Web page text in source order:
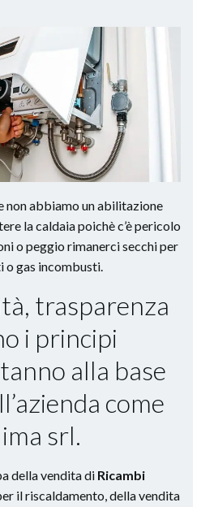
non abbiamo un abilitazione
la caldaia poichè c’è pericolo
o peggio rimanerci secchi per
o gas incombusti.
trasparenza
i principi
alla base
come
srl.
della vendita di Ricambi
il riscaldamento, della vendita